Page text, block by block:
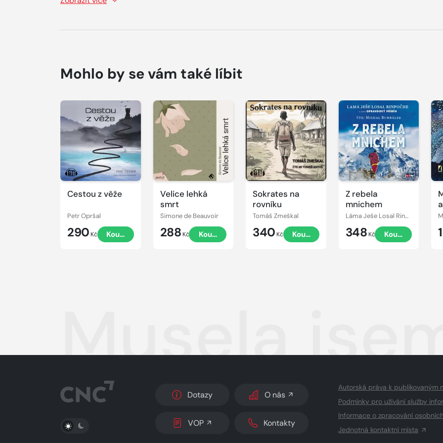
Mohlo by se vám také líbit
Cestou z věže
Petr Opršal
290 Kč Koupit
Přehrát
ukázku
Velice lehká
smrt
Simone de Beauvoir
288 Kč Koupit
Přehrát
ukázku
Sokrates na
rovníku
Tomáš Zmeškal
340 Kč Koupit
Přehrát
ukázku
Z rebela
mnichem
Láma Ješe Losal Rinpočhe
348 Kč Koupit
Přehrát
ukázku
Musela
PŘEPNOUT SVĚTLÝ/TMAVÝ REŽIM
Dotazy O nás
VOP Kontakty
Autorská práva k publikovaným
Podmínky pro užívání služby
Informace o zpracování
Jednotná kontaktní místa